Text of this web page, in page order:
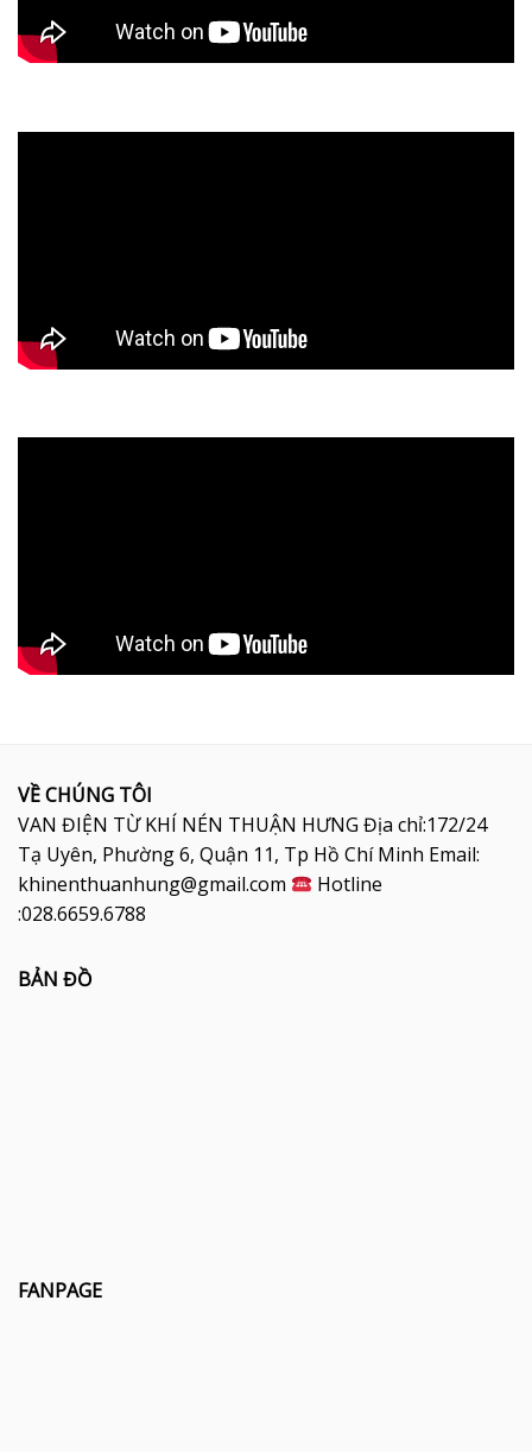
VỀ CHÚNG TÔI
VAN ĐIỆN TỪ KHÍ NÉN THUẬN HƯNG Địa chỉ:172/24
Tạ Uyên, Phường 6, Quận 11, Tp Hồ Chí Minh Email:
khinenthuanhung@gmail.com
Hotline
:028.6659.6788
BẢN ĐỒ
FANPAGE